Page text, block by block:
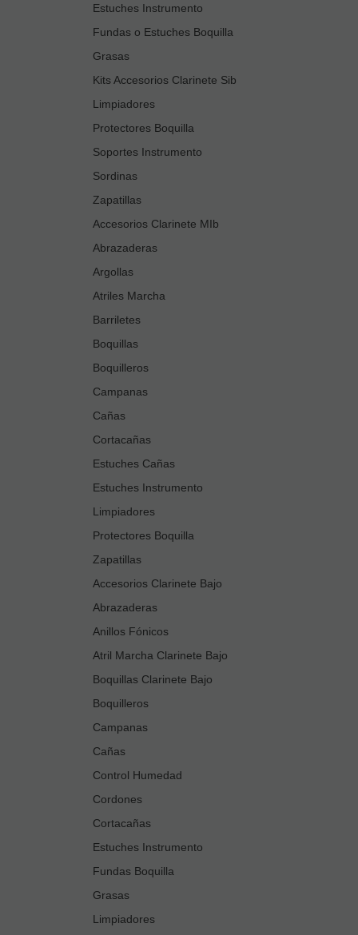
Estuches Instrumento
Fundas o Estuches Boquilla
Grasas
Kits Accesorios Clarinete Sib
Limpiadores
Protectores Boquilla
Soportes Instrumento
Sordinas
Zapatillas
Accesorios Clarinete MIb
Abrazaderas
Argollas
Atriles Marcha
Barriletes
Boquillas
Boquilleros
Campanas
Cañas
Cortacañas
Estuches Cañas
Estuches Instrumento
Limpiadores
Protectores Boquilla
Zapatillas
Accesorios Clarinete Bajo
Abrazaderas
Anillos Fónicos
Atril Marcha Clarinete Bajo
Boquillas Clarinete Bajo
Boquilleros
Campanas
Cañas
Control Humedad
Cordones
Cortacañas
Estuches Instrumento
Fundas Boquilla
Grasas
Limpiadores